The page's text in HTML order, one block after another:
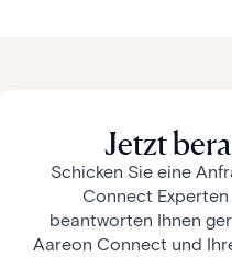
Jetzt
Schicken Sie eine
Connect
beantworten Ihnen
Aareon Connect und